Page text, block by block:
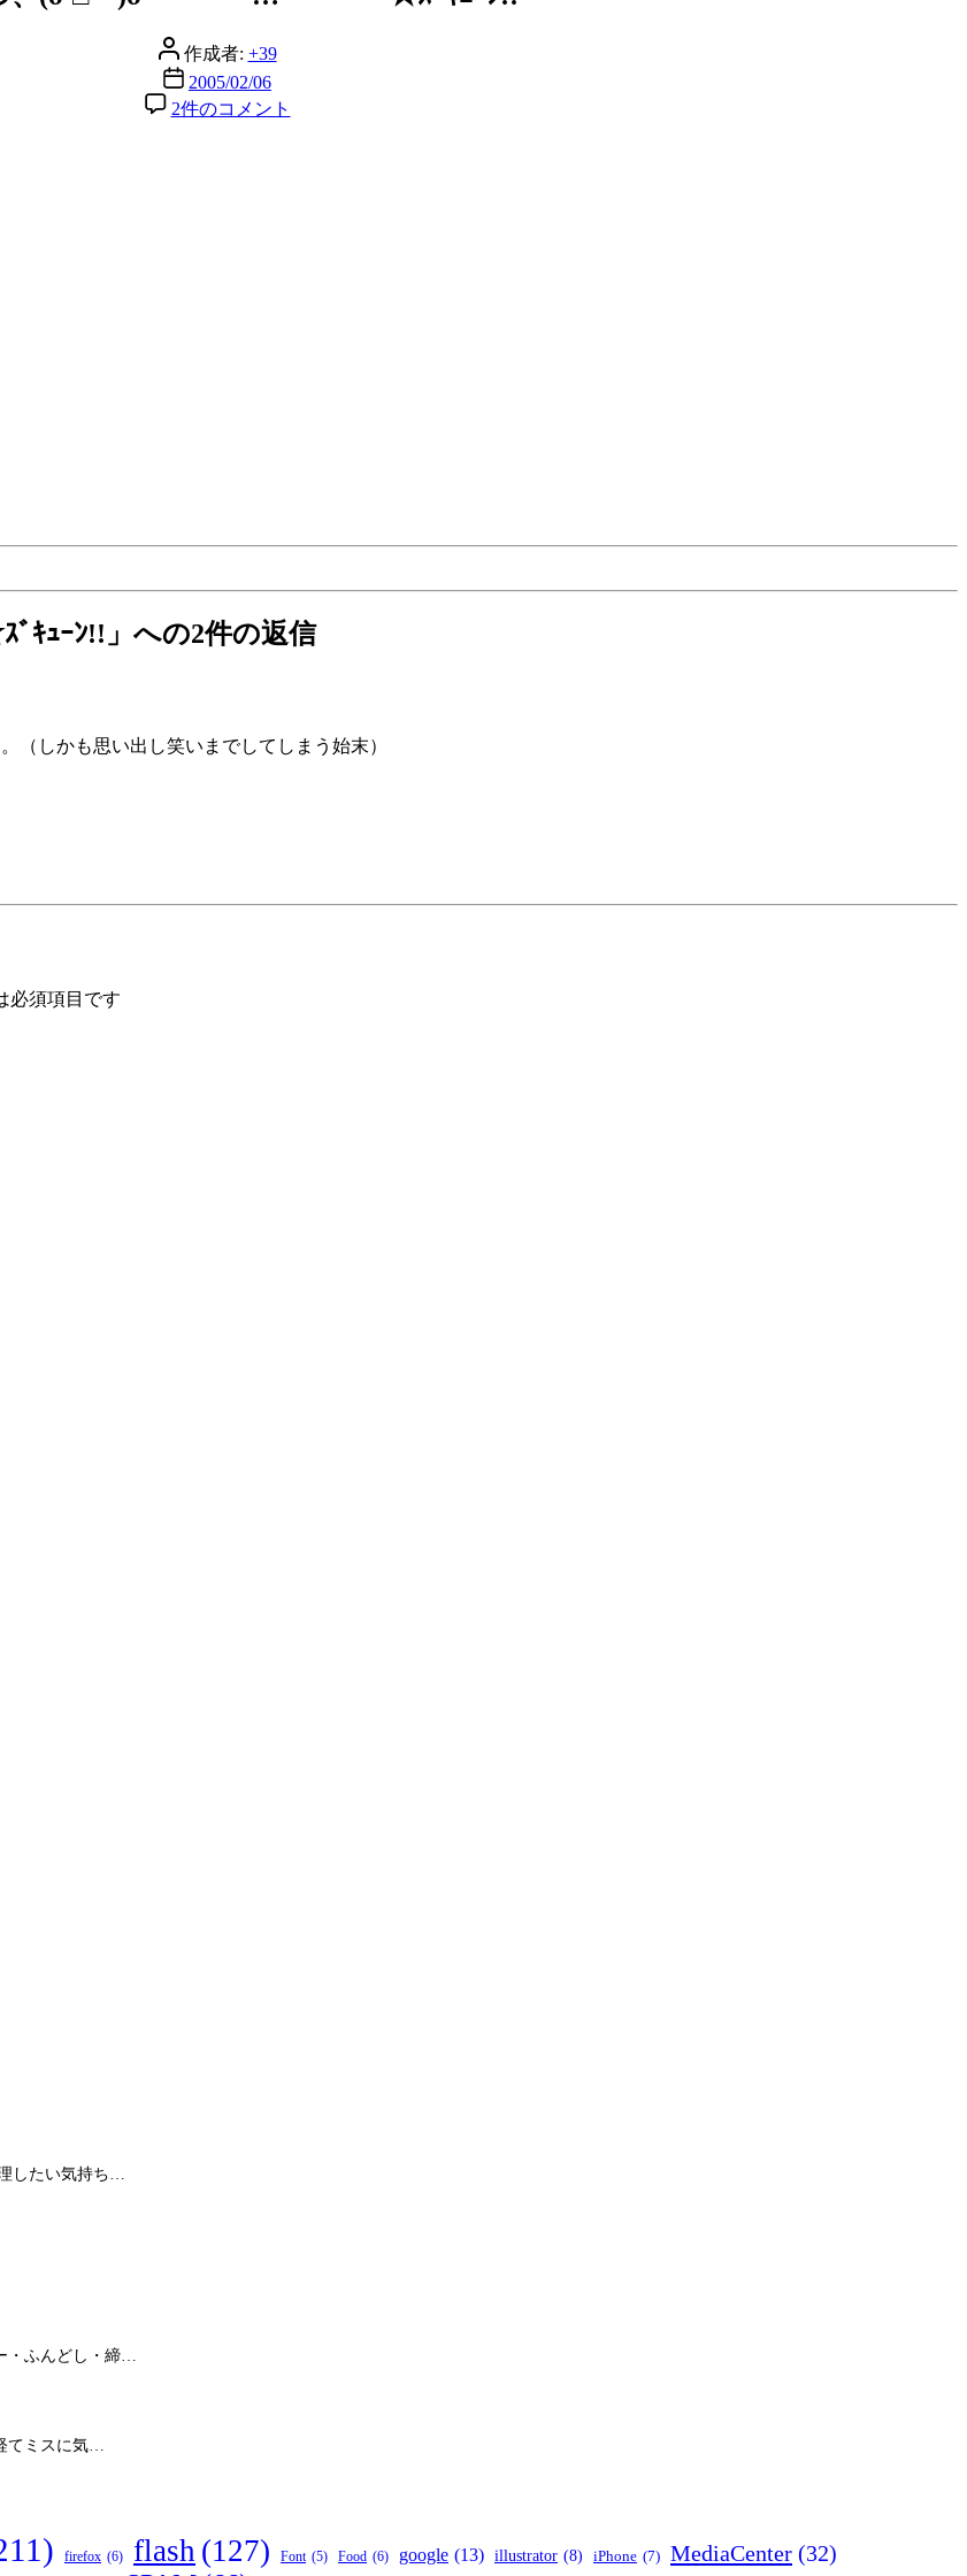
投
稿
者
作成者: +39
投
稿
2005/02/06
撃
2件のコメント
ｷｭｰﾝ!!」への2件の返信
（しかも思い出し笑いまでしてしまう始末）
必須項目です
したい気持ち…
・ふんどし・締…
てミスに気…
firefox (6) flash (127) Font (5) Food (6) google (13) illustrator (8) iPhone (7) MediaCenter (32)